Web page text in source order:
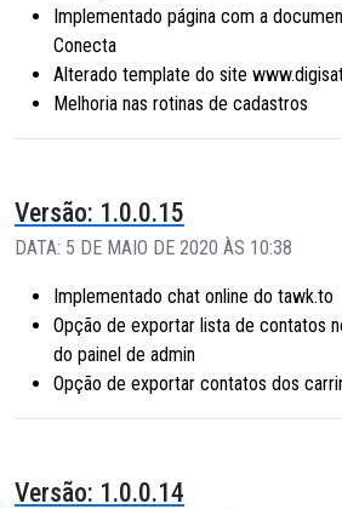
Implementado página com a
Conecta
Alterado template do site
Melhoria nas rotinas de cadastros
Versão: 1.0.0.15
DATA: 5 DE MAIO DE 2020 ÀS 10:38
Implementado chat online do tawk.to
Opção de exportar lista de contatos
do painel de admin
Opção de exportar contatos dos
Versão: 1.0.0.14